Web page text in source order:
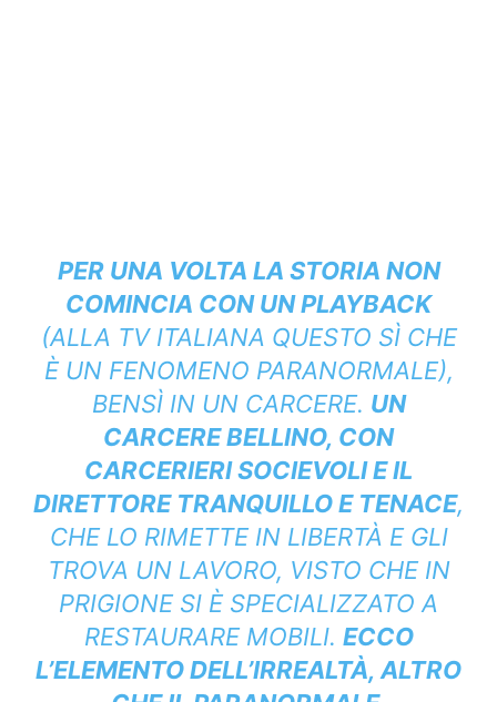
PER UNA VOLTA LA STORIA NON
COMINCIA CON UN PLAYBACK
(ALLA TV ITALIANA QUESTO SÌ CHE
È UN FENOMENO PARANORMALE),
BENSÌ IN UN CARCERE. UN
CARCERE BELLINO, CON
CARCERIERI SOCIEVOLI E IL
DIRETTORE TRANQUILLO E TENACE,
CHE LO RIMETTE IN LIBERTÀ E GLI
TROVA UN LAVORO, VISTO CHE IN
PRIGIONE SI È SPECIALIZZATO A
RESTAURARE MOBILI. ECCO
L’ELEMENTO DELL’IRREALTÀ, ALTRO